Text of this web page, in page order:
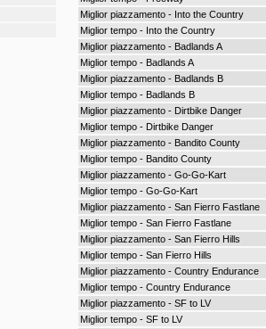
Miglior piazzamento - Into the Country
Miglior tempo - Into the Country
Miglior piazzamento - Badlands A
Miglior tempo - Badlands A
Miglior piazzamento - Badlands B
Miglior tempo - Badlands B
Miglior piazzamento - Dirtbike Danger
Miglior tempo - Dirtbike Danger
Miglior piazzamento - Bandito County
Miglior tempo - Bandito County
Miglior piazzamento - Go-Go-Kart
Miglior tempo - Go-Go-Kart
Miglior piazzamento - San Fierro Fastlane
Miglior tempo - San Fierro Fastlane
Miglior piazzamento - San Fierro Hills
Miglior tempo - San Fierro Hills
Miglior piazzamento - Country Endurance
Miglior tempo - Country Endurance
Miglior piazzamento - SF to LV
Miglior tempo - SF to LV